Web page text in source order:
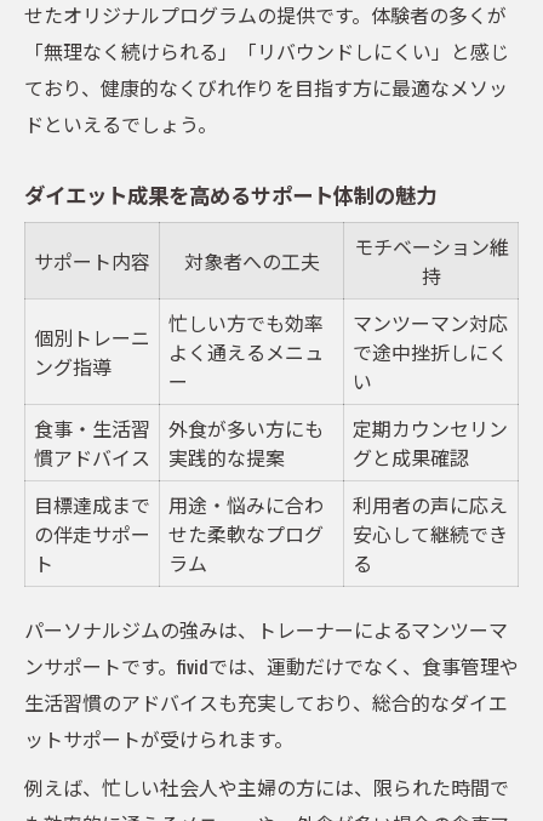
せたオリジナルプログラムの提供です。体験者の多くが
「無理なく続けられる」「リバウンドしにくい」と感じ
ており、健康的なくびれ作りを目指す方に最適なメソッ
ドといえるでしょう。
ダイエット成果を高めるサポート体制の魅力
サポート内容 対象者への工夫
モチベーション維
持
個別トレーニ
ング指導
忙しい方でも効率
よく通えるメニュ
ー
マンツーマン対応
で途中挫折しにく
い
食事・生活習
慣アドバイス
外食が多い方にも
実践的な提案
定期カウンセリン
グと成果確認
目標達成まで
の伴走サポー
ト
用途・悩みに合わ
せた柔軟なプログ
ラム
利用者の声に応え
安心して継続でき
る
パーソナルジムの強みは、トレーナーによるマンツーマ
ンサポートです。fividでは、運動だけでなく、食事管理や
生活習慣のアドバイスも充実しており、総合的なダイエ
ットサポートが受けられます。
例えば、忙しい社会人や主婦の方には、限られた時間で